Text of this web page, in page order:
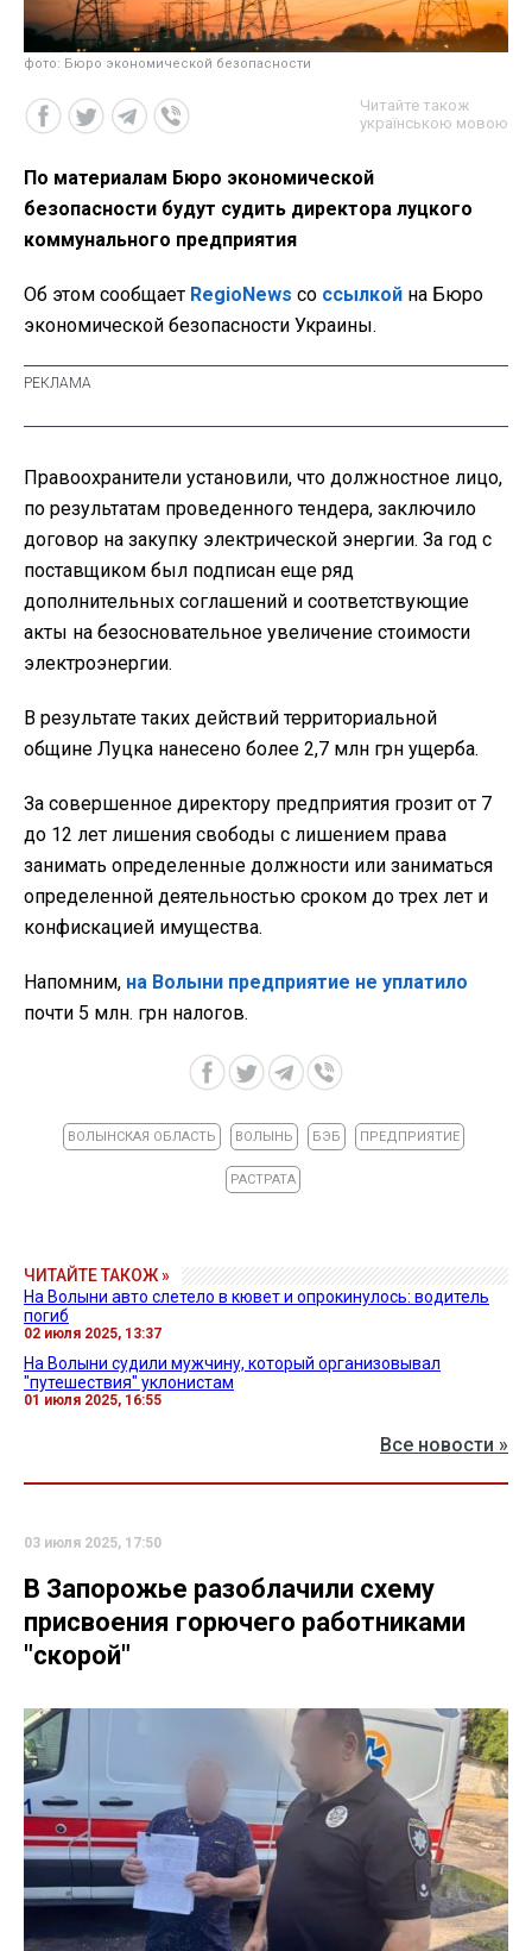
фото: Бюро экономической безопасности
Читайте також
українською мовою
По материалам Бюро экономической
безопасности будут судить директора луцкого
коммунального предприятия
Об этом сообщает RegioNews со ссылкой на Бюро
экономической безопасности Украины.
Правоохранители установили, что должностное лицо,
по результатам проведенного тендера, заключило
договор на закупку электрической энергии. За год с
поставщиком был подписан еще ряд
дополнительных соглашений и соответствующие
акты на безосновательное увеличение стоимости
электроэнергии.
В результате таких действий территориальной
общине Луцка нанесено более 2,7 млн грн ущерба.
За совершенное директору предприятия грозит от 7
до 12 лет лишения свободы с лишением права
занимать определенные должности или заниматься
определенной деятельностью сроком до трех лет и
конфискацией имущества.
Напомним, на Волыни предприятие не уплатило
почти 5 млн. грн налогов.
ВОЛЫНСКАЯ ОБЛАСТЬ ВОЛЫНЬ БЭБ ПРЕДПРИЯТИЕ
РАСТРАТА
ЧИТАЙТЕ ТАКОЖ »
На Волыни авто слетело в кювет и опрокинулось: водитель
погиб
02 июля 2025, 13:37
На Волыни судили мужчину, который организовывал
"путешествия" уклонистам
01 июля 2025, 16:55
Все новости »
03 июля 2025, 17:50
В Запорожье разоблачили схему
присвоения горючего работниками
"скорой"